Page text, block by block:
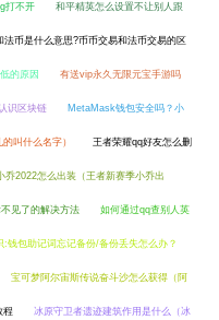
打不开 和平精英怎么设置不让别人跟
法币是什么意思?币币交易和法币交易的区
的原因 有送vip永久无限元宝手游吗
识区块链 MetaMask钱包安全吗？小
叫什么名字） 王者荣耀qq好友怎么删
乔2022怎么出装（王者新赛季小乔出
见了的解决方法 如何通过qq查别人英
:钱包助记词忘记备份/备份丢失怎么办？
宝可梦阿尔宙斯传说奋斗沙怎么获得（阿
程 冰原守卫者遗迹建筑作用是什么（冰